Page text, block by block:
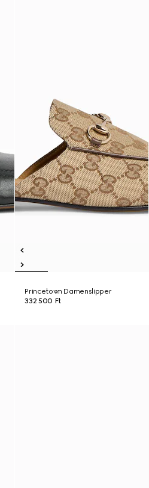
Princetown Damenslipper
332 500 Ft